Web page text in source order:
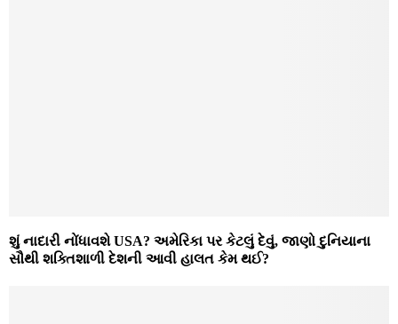
શું નાદારી નોંધાવશે USA? અમેરિકા પર કેટલું દેવું, જાણો દુનિયાના
સૌથી શક્તિશાળી દેશની આવી હાલત કેમ થઈ?